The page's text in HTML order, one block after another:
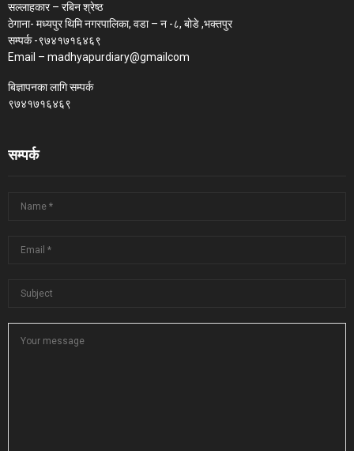
सल्लाहकार – रबिन श्रेष्ठ
ठेगाना- मध्यपुर थिमि नगरपालिका, वडा – न -८, बोडे ,भक्तपुर
सम्पर्क -९७४१७१६४६९
Email – madhyapurdiary@gmailcom
बिज्ञापनका लागि सम्पर्क
९७४१७१६४६९
सम्पर्क